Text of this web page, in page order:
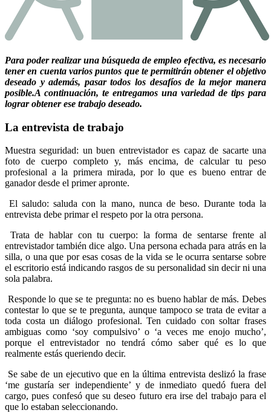
Para poder realizar una búsqueda de empleo efectiva, es necesario
tener en cuenta varios puntos que te permitirán obtener el objetivo
deseado y además, pasar todos los desafíos de la mejor manera
posible.A continuación, te entregamos una variedad de tips para
lograr obtener ese trabajo deseado.
La entrevista de trabajo
Muestra seguridad: un buen entrevistador es capaz de sacarte una
foto de cuerpo completo y, más encima, de calcular tu peso
profesional a la primera mirada, por lo que es bueno entrar de
ganador desde el primer apronte.
El saludo: saluda con la mano, nunca de beso. Durante toda la
entrevista debe primar el respeto por la otra persona.
Trata de hablar con tu cuerpo: la forma de sentarse frente al
entrevistador también dice algo. Una persona echada para atrás en la
silla, o una que por esas cosas de la vida se le ocurra sentarse sobre
el escritorio está indicando rasgos de su personalidad sin decir ni una
sola palabra.
Responde lo que se te pregunta: no es bueno hablar de más. Debes
contestar lo que se te pregunta, aunque tampoco se trata de evitar a
toda costa un diálogo profesional. Ten cuidado con soltar frases
ambiguas como ‘soy compulsivo’ o ‘a veces me enojo mucho’,
porque el entrevistador no tendrá cómo saber qué es lo que
realmente estás queriendo decir.
Se sabe de un ejecutivo que en la última entrevista deslizó la frase
‘me gustaría ser independiente’ y de inmediato quedó fuera del
cargo, pues confesó que su deseo futuro era irse del trabajo para el
que lo estaban seleccionando.